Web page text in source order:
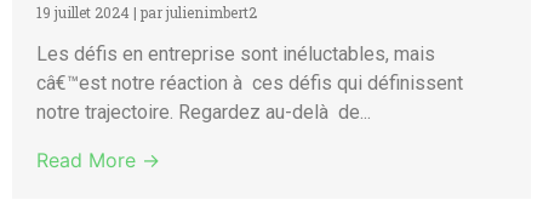
19 juillet 2024 | par julienimbert2
Les défis en entreprise sont inéluctables, mais
câ€™est notre réaction à ces défis qui définissent
notre trajectoire. Regardez au-delà de...
Read More →